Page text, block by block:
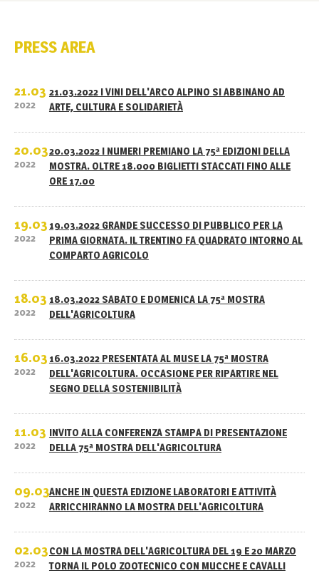
PRESS AREA
21.03
2022
21.03.2022 I VINI DELL'ARCO ALPINO SI ABBINANO AD
ARTE, CULTURA E SOLIDARIETÀ
20.03
2022
20.03.2022 I NUMERI PREMIANO LA 75ª EDIZIONI DELLA
MOSTRA. OLTRE 18.000 BIGLIETTI STACCATI FINO ALLE
ORE 17.00
19.03
2022
19.03.2022 GRANDE SUCCESSO DI PUBBLICO PER LA
PRIMA GIORNATA. IL TRENTINO FA QUADRATO INTORNO AL
COMPARTO AGRICOLO
18.03
2022
18.03.2022 SABATO E DOMENICA LA 75ª MOSTRA
DELL'AGRICOLTURA
16.03
2022
16.03.2022 PRESENTATA AL MUSE LA 75ª MOSTRA
DELL'AGRICOLTURA. OCCASIONE PER RIPARTIRE NEL
SEGNO DELLA SOSTENIIBILITÀ
11.03
2022
INVITO ALLA CONFERENZA STAMPA DI PRESENTAZIONE
DELLA 75ª MOSTRA DELL'AGRICOLTURA
09.03
2022
ANCHE IN QUESTA EDIZIONE LABORATORI E ATTIVITÀ
ARRICCHIRANNO LA MOSTRA DELL'AGRICOLTURA
02.03
2022
CON LA MOSTRA DELL'AGRICOLTURA DEL 19 E 20 MARZO
TORNA IL POLO ZOOTECNICO CON MUCCHE E CAVALLI